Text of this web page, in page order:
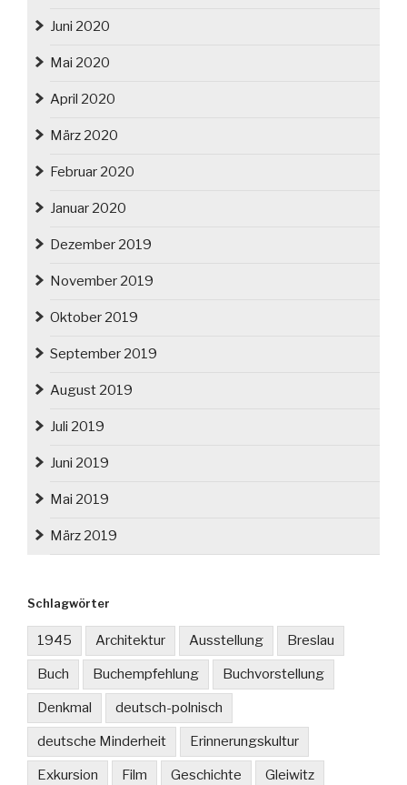
Juni 2020
Mai 2020
April 2020
März 2020
Februar 2020
Januar 2020
Dezember 2019
November 2019
Oktober 2019
September 2019
August 2019
Juli 2019
Juni 2019
Mai 2019
März 2019
Schlagwörter
1945 Architektur Ausstellung Breslau
Buch Buchempfehlung Buchvorstellung
Denkmal deutsch-polnisch
deutsche Minderheit Erinnerungskultur
Exkursion Film Geschichte Gleiwitz